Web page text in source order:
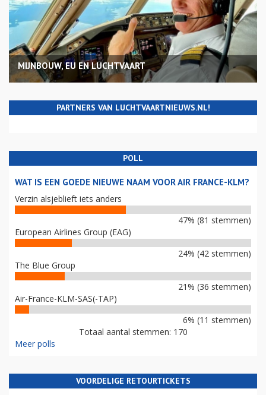
MIJNBOUW, EU EN LUCHTVAART
PARTNERS VAN LUCHTVAARTNIEUWS.NL!
POLL
WAT IS EEN GOEDE NIEUWE NAAM VOOR AIR FRANCE-KLM?
Verzin alsjeblieft iets anders
47% (81 stemmen)
European Airlines Group (EAG)
24% (42 stemmen)
The Blue Group
21% (36 stemmen)
Air-France-KLM-SAS(-TAP)
6% (11 stemmen)
Totaal aantal stemmen: 170
Meer polls
VOORDELIGE RETOURTICKETS